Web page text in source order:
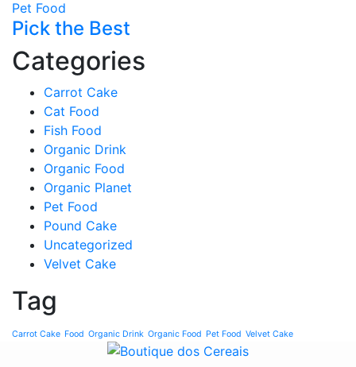
Pet Food
Pick the Best
Categories
Carrot Cake
Cat Food
Fish Food
Organic Drink
Organic Food
Organic Planet
Pet Food
Pound Cake
Uncategorized
Velvet Cake
Tag
Carrot Cake Food Organic Drink Organic Food Pet Food Velvet Cake